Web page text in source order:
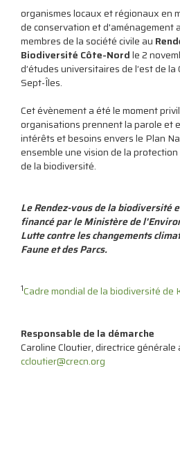
organismes locaux et régionaux en
de conservation et d'aménagement
membres de la société civile au
Biodiversité Côte-Nordle 2
d’études universitaires de l’est de la
Sept-Îles.
Cet évènement a été le moment
organisations prennent la parole et
intérêts et besoins envers le Plan
ensemble une vision de la
de la biodiversité.
Le Rendez-vous de la biodiversité
financé par le Ministère de
Lutte contre les changements
Faune et des Parcs.
1Cadre mondial de la biodiversité de
Responsable de la démarche
Caroline Cloutier, directrice générale
ccloutier@crecn.org